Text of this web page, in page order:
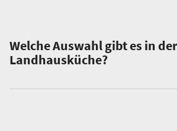
Welche Auswahl gibt es in der
Landhausküche?